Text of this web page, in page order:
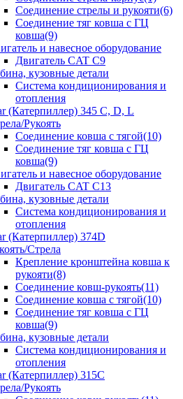
Соединение стрелы и рукояти(6)
Соединение тяг ковша с ГЦ
ковша(9)
и навесное оборудование
Двигатель CAT C9
кузовные детали
Система кондиционирования и
отопления
(Катерпиллер) 345 C, D, L
Рукоять
Соединение ковша с тягой(10)
Соединение тяг ковша с ГЦ
ковша(9)
и навесное оборудование
Двигатель CAT C13
кузовные детали
Система кондиционирования и
отопления
(Катерпиллер) 374D
Стрела
Крепление кронштейна ковша к
рукояти(8)
Соединение ковш-рукоять(11)
Соединение ковша с тягой(10)
Соединение тяг ковша с ГЦ
ковша(9)
кузовные детали
Система кондиционирования и
отопления
(Катерпиллер) 315C
Рукоять